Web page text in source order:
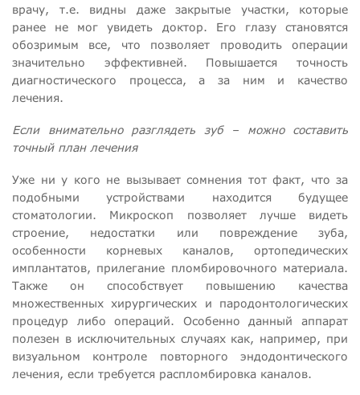
врачу, т.е. видны даже закрытые участки, которые
ранее не мог увидеть доктор. Его глазу становятся
обозримым все, что позволяет проводить операции
значительно эффективней. Повышается точность
диагностического процесса, а за ним и качество
лечения.
Если внимательно разглядеть зуб – можно составить
точный план лечения
Уже ни у кого не вызывает сомнения тот факт, что за
подобными устройствами находится будущее
стоматологии. Микроскоп позволяет лучше видеть
строение, недостатки или повреждение зуба,
особенности корневых каналов, ортопедических
имплантатов, прилегание пломбировочного материала.
Также он способствует повышению качества
множественных хирургических и пародонтологических
процедур либо операций. Особенно данный аппарат
полезен в исключительных случаях как, например, при
визуальном контроле повторного эндодонтического
лечения, если требуется распломбировка каналов.